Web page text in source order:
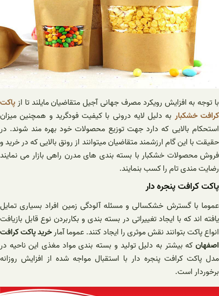
با توجه به افزایش رویکرد مصرف جهانی آجیل متقاضیان مایلند تا ازپاکت
کرافت خشکبار به دلیل لایه درونی با کیفیت فودگرید و همچنین میزان
استحکام بالایی که دارد جهت توزیع محصولات خود بهره مند شوند. در
حقیقت با این گام ارزشمند متقاضیان میتوانند از رونق بالایی که در خرید و
فروش محصولات خشکبار با بسته بندی های مدرن راهی بازار می نمایند
رضایت مندی تام را کسب بنمایند.
پاکت کرافت پنجره دار
عموما با گسترش خشکسالی و مسئله آلودگی زمین افراد بسیاری تمایل
یافته اند که با ایجاد تغییراتی در بسته بندی و بکاربردن نوع قابل بازیافت
انواع پاکت بتوانند نقش موثری را ایجاد کنند. عموما آمارخرید پاکت کرافت
اصفهان که بیشتر به دلیل تولید و بسته بندی مواد مغذی این ناحیه در
مدل پاکت کرافت پنجره دار با استقبال مواجه شده از افزایش روزانه
برخوردار است.